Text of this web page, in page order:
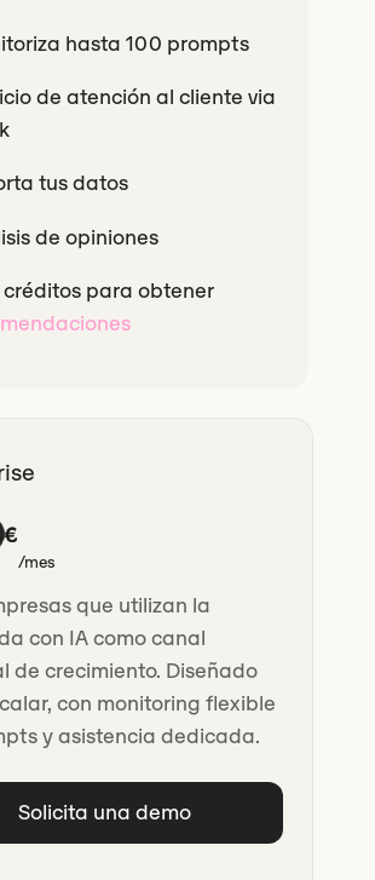
hasta 100 prompts
de atención al cliente via
tus datos
de opiniones
para obtener
€
/mes
que utilizan la
con IA como canal
de crecimiento. Diseñado
con monitoring flexible
y asistencia dedicada.
Solicita una demo